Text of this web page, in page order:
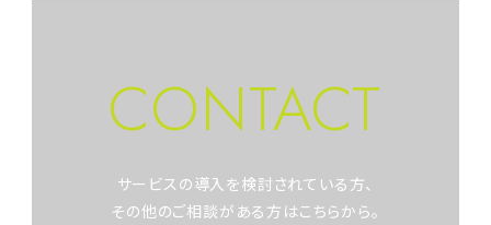
CONTACT
サービスの導入を検討されている方、
その他のご相談がある方はこちらから。